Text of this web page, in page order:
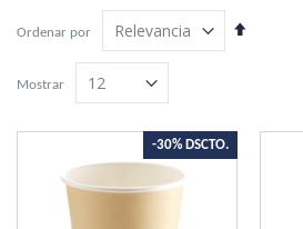
Ordenar por
Establecer
Mostrar
-30% DSCTO.